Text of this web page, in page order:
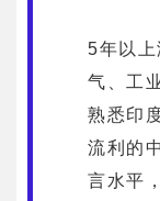
5年以
气、工
熟悉印
流利的
言水平